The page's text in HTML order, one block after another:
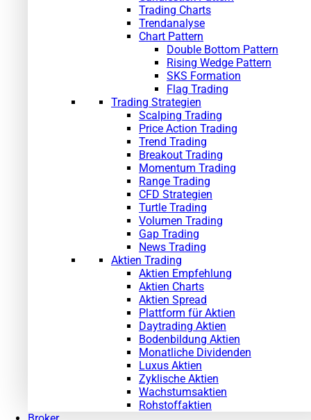
Trading Charts
Trendanalyse
Chart Pattern
Double Bottom Pattern
Rising Wedge Pattern
SKS Formation
Flag Trading
Trading Strategien
Scalping Trading
Price Action Trading
Trend Trading
Breakout Trading
Momentum Trading
Range Trading
CFD Strategien
Turtle Trading
Volumen Trading
Gap Trading
News Trading
Aktien Trading
Aktien Empfehlung
Aktien Charts
Aktien Spread
Plattform für Aktien
Daytrading Aktien
Bodenbildung Aktien
Monatliche Dividenden
Luxus Aktien
Zyklische Aktien
Wachstumsaktien
Rohstoffaktien